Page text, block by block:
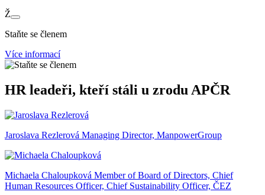
Ž
Staňte se členem
Více informací
HR leadeři, kteří stáli u zrodu APČR
Jaroslava Rezlerová Managing Director, ManpowerGroup
Michaela Chaloupková Member of Board of Directors, Chief
Human Resources Officer, Chief Sustainability Officer, ČEZ